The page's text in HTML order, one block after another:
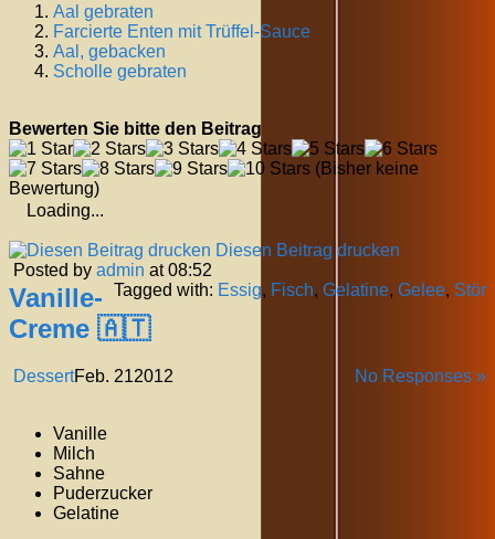
Aal gebraten
Farcierte Enten mit Trüffel-Sauce
Aal, gebacken
Scholle gebraten
Bewerten Sie bitte den Beitrag
(Bisher keine
Bewertung)
Loading...
Diesen Beitrag drucken
Posted by admin at 08:52
Tagged with: Essig, Fisch, Gelatine, Gelee, Stör
Vanille-
Creme 🇦🇹
Dessert No Responses »
Feb. 212012
Vanille
Milch
Sahne
Puderzucker
Gelatine